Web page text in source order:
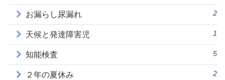
お漏らし尿漏れ 2
天候と発達障害児 1
知能検査 5
２年の夏休み 2